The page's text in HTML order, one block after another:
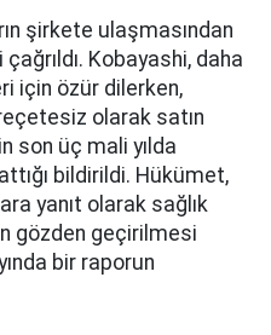
şirkete ulaşmasından
Kobayashi, daha
için özür dilerken,
olarak satın
son üç mali yılda
bildirildi. Hükümet,
yanıt olarak sağlık
gözden geçirilmesi
bir raporun